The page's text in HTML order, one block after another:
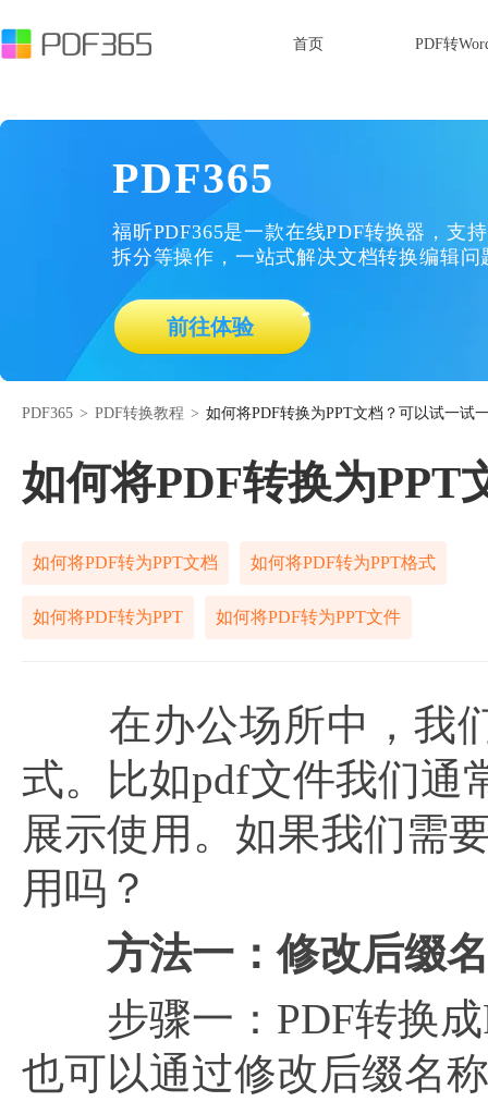
首页 PDF转
PDF365
福昕PDF365是一款在线PDF转换器，支
拆分等操作，一站式解决文档转换编辑问
前往体验
PDF365 > PDF转换教程 > 如何将PDF转换为PPT文档？可以试一试
如何将PDF转换为PPT
如何将PDF转为PPT文档 如何将PDF转为PPT格式
如何将PDF转为PPT 如何将PDF转为PPT文件
在办公场所中，我们
式。比如pdf文件我们通
展示使用。如果我们需
用吗？
方法一：修改后缀名
步骤一：PDF转换成
也可以通过修改后缀名